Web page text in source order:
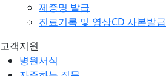
제증명 발급
진료기록 및 영상CD 사본발급
고객지원
병원서식